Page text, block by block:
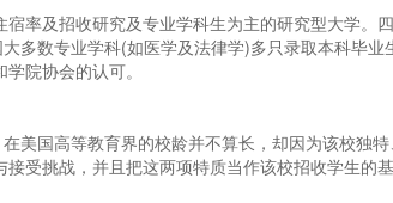
率及招收研究及专业学科生为主的研究型大学。
多数专业学科(如医学及法律学)多只录取本科毕
院协会的认可。
美国高等教育界的校龄并不算长，却因为该校独
受挑战，并且把这两项特质当作该校招收学生的基